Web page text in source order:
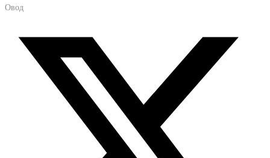
Овод